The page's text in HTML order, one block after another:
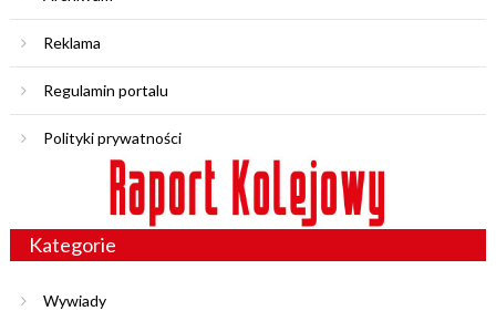
Reklama
Regulamin portalu
Polityki prywatności
Kategorie
Wywiady